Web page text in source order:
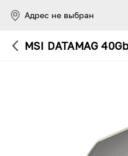
Адрес не выбран
MSI DATAMAG